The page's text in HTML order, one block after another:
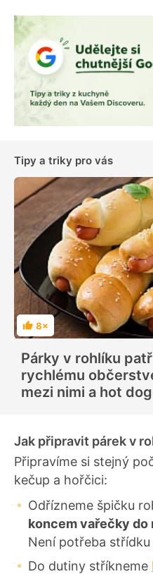
Tipy a triky pro vás
H
o
n
o
c
n
8×
Párky v rohlíku
rychlému
mezi nimi a hot
Jak připravit párek v
Připravíme si stejný
kečup a hořčici:
Odřízneme špičku
koncem vařečky
Není potřeba
Do dutiny stříkneme